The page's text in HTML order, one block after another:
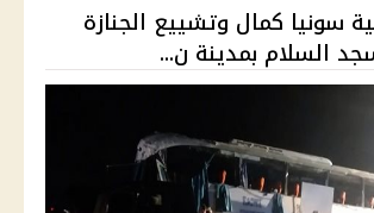
سونيا كمال وتشييع الجنازة
السلام بمدينة ن...